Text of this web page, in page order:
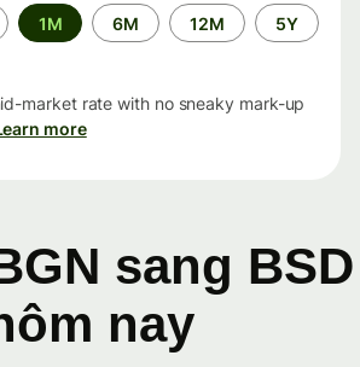
1M 6M 12M 5Y
market rate with no sneaky mark-up
more
sang BSD
nay